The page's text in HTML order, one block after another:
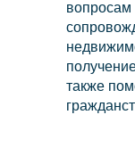
вопросам
также
+7 911 925-